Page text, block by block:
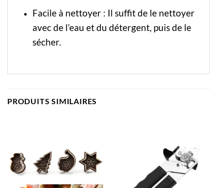
Facile à nettoyer : Il suffit de le nettoyer
avec de l’eau et du détergent, puis de le
sécher.
PRODUITS SIMILAIRES